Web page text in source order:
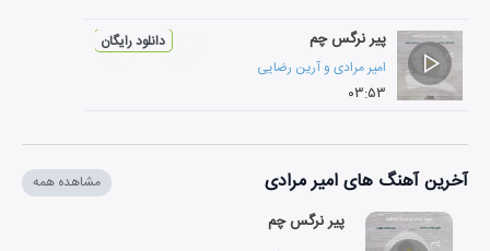
پیر نرگس چم
امیر مرادی و آرین رضایی
۰۳:۵۳
دانلود رایگان
آخرین آهنگ های امیر مرادی مشاهده همه
پیر نرگس چم